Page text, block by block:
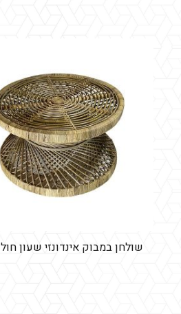
שולחן במבוק אינדונזי שעון חול